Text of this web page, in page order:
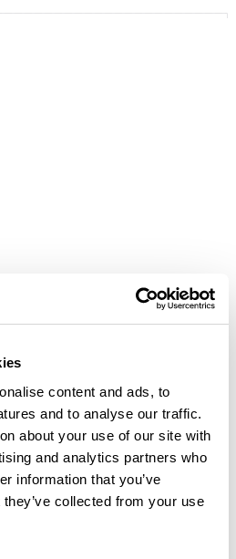
content and ads, to
and to analyse our traffic.
about your use of our site with
and analytics partners who
information that you’ve
collected from your use
à ajouter un avis !
un avis